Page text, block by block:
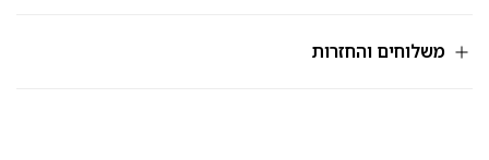
301
משלוחים והחזרות